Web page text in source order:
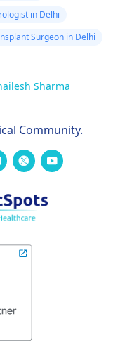
in Delhi
Surgeon in Delhi
Sharma
Community.